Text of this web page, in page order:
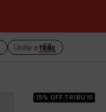
Unite a
15% OFF TRIBU15